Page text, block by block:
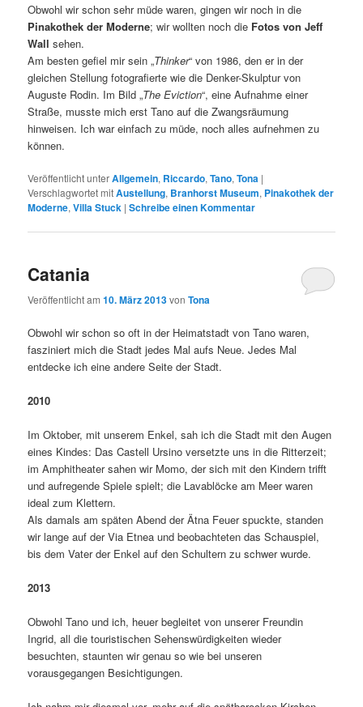
Obwohl wir schon sehr müde waren, gingen wir noch in die
Pinakothek der Moderne; wir wollten noch die Fotos von Jeff
Wall sehen.
Am besten gefiel mir sein „Thinker“ von 1986, den er in der
gleichen Stellung fotografierte wie die Denker-Skulptur von
Auguste Rodin. Im Bild „The Eviction“, eine Aufnahme einer
Straße, musste mich erst Tano auf die Zwangsräumung
hinweisen. Ich war einfach zu müde, noch alles aufnehmen zu
können.
Veröffentlicht unterAllgemein, Riccardo,Tano,Tona |
Verschlagwortet mitAustellung, Branhorst Museum, Pinakothek der
Moderne,Villa Stuck |Schreibe einen Kommentar
Catania
Veröffentlicht am10. März 2013vonTona
Obwohl wir schon so oft in der Heimatstadt von Tano waren,
fasziniert mich die Stadt jedes Mal aufs Neue. Jedes Mal
entdecke ich eine andere Seite der Stadt.
2010
Im Oktober, mit unserem Enkel, sah ich die Stadt mit den Augen
eines Kindes: Das Castell Ursino versetzte uns in die Ritterzeit;
im Amphitheater sahen wir Momo, der sich mit den Kindern trifft
und aufregende Spiele spielt; die Lavablöcke am Meer waren
ideal zum Klettern.
Als damals am späten Abend der Ätna Feuer spuckte, standen
wir lange auf der Via Etnea und beobachteten das Schauspiel,
bis dem Vater der Enkel auf den Schultern zu schwer wurde.
2013
Obwohl Tano und ich, heuer begleitet von unserer Freundin
Ingrid, all die touristischen Sehenswürdigkeiten wieder
besuchten, staunten wir genau so wie bei unseren
vorausgegangen Besichtigungen.